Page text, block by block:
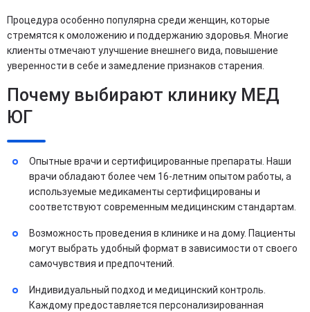
Процедура особенно популярна среди женщин, которые
стремятся к омоложению и поддержанию здоровья. Многие
клиенты отмечают улучшение внешнего вида, повышение
уверенности в себе и замедление признаков старения.
Почему выбирают клинику МЕД
ЮГ
Опытные врачи и сертифицированные препараты. Наши
врачи обладают более чем 16-летним опытом работы, а
используемые медикаменты сертифицированы и
соответствуют современным медицинским стандартам.
Возможность проведения в клинике и на дому. Пациенты
могут выбрать удобный формат в зависимости от своего
самочувствия и предпочтений.
Индивидуальный подход и медицинский контроль.
Каждому предоставляется персонализированная